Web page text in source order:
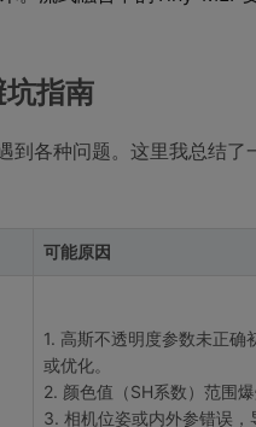
指南
到各种问题。这里我总结
可能原因
1. 高斯不透明度参数未正确
或优化。
2. 颜色值（SH系数）范围
3. 相机位姿或内外参错误，